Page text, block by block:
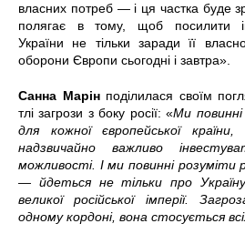
власних потреб —і ця частка буде
полягає в тому, щоб посилити
України не тільки заради її
оборони Європи сьогодні і завтра».
Санна Марінподілилася своїм
тлі загрози з боку росії: «Ми
для кожної європейської
надзвичайно важливо
можливості. І ми повинні розуміти
— йдеться не тільки про
великої російської імперії.
одному кордоні, вона стосується